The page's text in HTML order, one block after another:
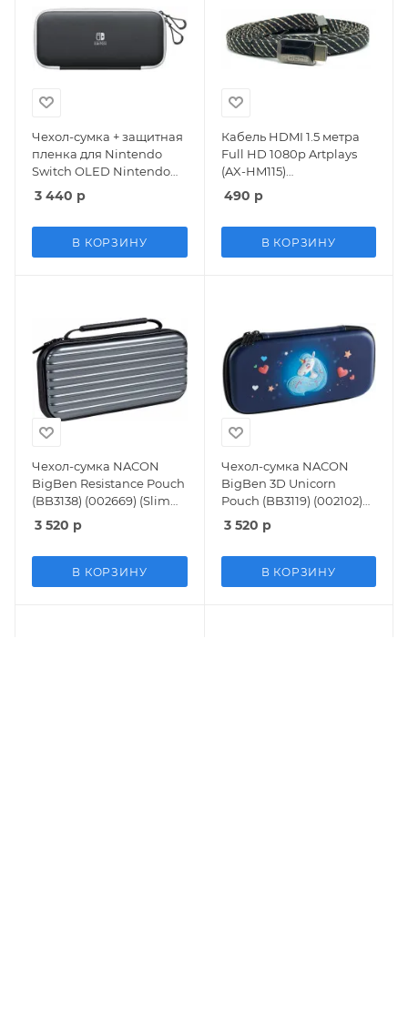
Чехол-сумка + защитная
пленка для Nintendo
Switch OLED Nintendo
(HEG-A-P3SAA) (Switch
OLED)
3 440 р
В КОРЗИНУ
Кабель HDMI 1.5 метра
Full HD 1080p Artplays
(AX-HM115)
PC/PS3/PS4/Switch/Wii
U/Xbox 360/Xbox One
490 р
В КОРЗИНУ
Чехол-сумка NACON
BigBen Resistance Pouch
(BB3138) (002669) (Slim
Size) (Switch/Lite)
3 520 р
В КОРЗИНУ
Чехол-сумка NACON
BigBen 3D Unicorn
Pouch (BB3119) (002102)
(Slim Size) (Switch/Lite)
3 520 р
В КОРЗИНУ